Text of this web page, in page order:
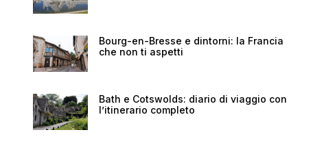
Bourg-en-Bresse e dintorni: la Francia
che non ti aspetti
Bath e Cotswolds: diario di viaggio con
l’itinerario completo